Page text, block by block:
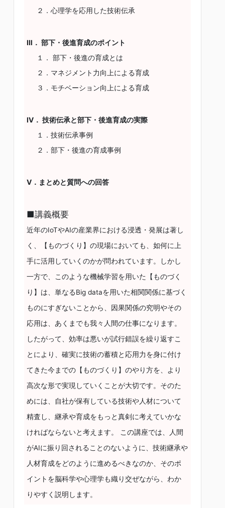
２．心理学を応用した技術伝承
Ⅲ． 部下・後進育成のポイント
１． 部下・後進の育成とは
２．マネジメント力向上による育成
３．モチベーション向上による育成
Ⅳ． 技術伝承と部下・後進育成の実際
１．技術伝承事例
２．部下・後進の育成事例
Ⅴ．まとめと質問への回答
■講義概要
近年のIoTやAIの産業界における浸透・発展は著し
く、【ものづくり】の現場においても、如何に上
手に活用していくのかが問われています。しかし
一方で、このような機械学習を用いた【ものづく
り】は、単なるBig dataを用いた相関関係に基づく
ものにすぎないことから、因果関係の究明やその
応用は、あくまでも我々人間の仕事になります。
したがって、効率は悪いが試行錯誤を繰り返すこ
とにより、確実に技術の蓄積と応用力を身に付け
てきた今までの【ものづくり】のやり方を、より
高次な形で実現していくことが大切です。そのた
めには、自社が保有している技術や人材について
精査し、継承や育成をもっと真剣に考えていかな
ければならないと考えます。 この講座では、人間
がAIに振り回されることのないように、技術継承や
人材育成をどのように進めるべきなのか、そのポ
イントを脳科学や心理学も織り交ぜながら、わか
りやすく説明します。